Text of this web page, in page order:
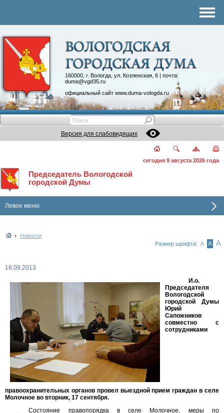
160000, г. Вологда, ул. Козленская, 6 | почта:
duma@vgd35.ru
официальный сайт www.duma-vologda.ru
Контакты
Депутатские объединения
Версия для слабовидящих
сегодня 9 августа 2026 года
Председатель Вологодской
городской Думы
Левое меню
Новости
Размер шрифта: А А А
18.09.2013
И.о.
Председателя
Вологодской
городской Думы
Юрий
Сапожников
совместно с
сотрудниками
правоохранительных органов провел выездной прием граждан в селе
Молочное во вторник, 17 сентября.
Состояние правопорядка в селе Молочное, меры по